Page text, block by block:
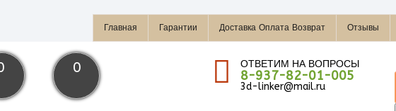
Главная Гарантии Доставка Оплата Возврат Отзывы
0 ОТВЕТИМ НА ВОПРОСЫ
8-937-82-01-005
3d-linker@mail.ru